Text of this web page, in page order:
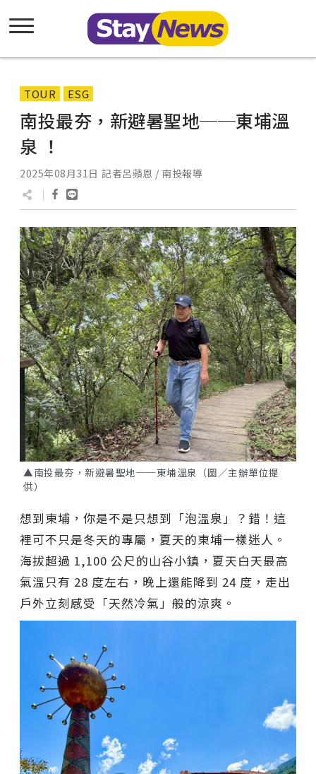
TOUR ESG
南投最夯，新避暑聖地──東埔溫
泉 ！
2025年08月31日 記者呂蘋恩 / 南投報導
▲南投最夯，新避暑聖地──東埔溫泉（圖／主辦單位提
供）
想到東埔，你是不是只想到「泡溫泉」？錯！這
裡可不只是冬天的專屬，夏天的東埔一樣迷人。
海拔超過 1,100 公尺的山谷小鎮，夏天白天最高
氣溫只有 28 度左右，晚上還能降到 24 度，走出
戶外立刻感受「天然冷氣」般的涼爽。